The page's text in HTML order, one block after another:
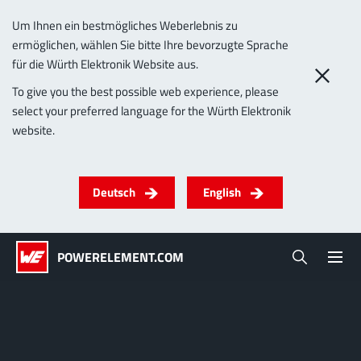
Um Ihnen ein bestmögliches Weberlebnis zu
ermöglichen, wählen Sie bitte Ihre bevorzugte Sprache
für die Würth Elektronik Website aus.
To give you the best possible web experience, please
select your preferred language for the Würth Elektronik
website.
Deutsch English
POWERELEMENT.COM
PowerSocket Fuse
Produkte
Technologie
Lead-Free
ALLE PRODUKTE
(LF) PowerOne
MPFT, THT, THR, SMT Schrauben
Bis 1000 A
Ideal für vielseitige & individualisierbare